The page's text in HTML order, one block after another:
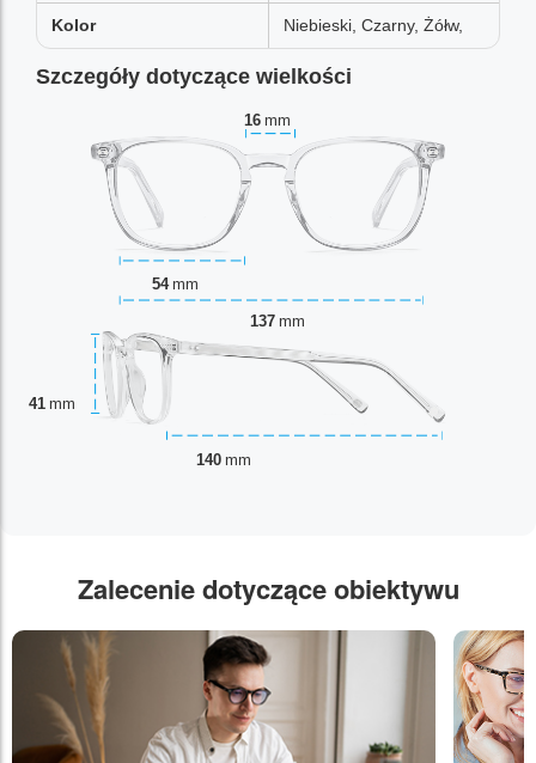
Kolor Niebieski, Czarny, Żółw,
Szczegóły dotyczące wielkości
16 mm
54 mm
41 mm
137 mm
140 mm
Zalecenie dotyczące obiektywu